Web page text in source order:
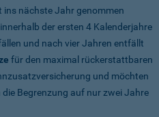
nächste Jahr genommen
der ersten 4 Kalenderjahre
und nach vier Jahren entfällt
für den maximal rückerstattbaren
und möchten
Begrenzung auf nur zwei Jahre